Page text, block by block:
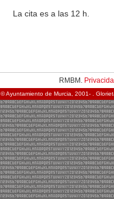
La cita es a las 12 h.
RMBM.
© Ayuntamiento de Murcia, 2001- .